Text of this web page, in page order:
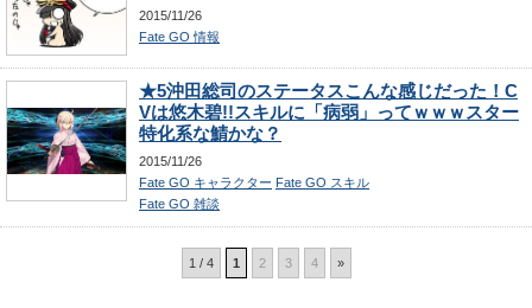
2015/11/26
Fate GO 情報
★5沖田総司のステータスこんな感じだった！C
Vは悠木碧!!スキルに「病弱」ってｗｗｗスター
特化系な鯖かな？
2015/11/26
Fate GO キャラクター Fate GO スキル
Fate GO 雑談
1 / 4 1 2 3 4 »